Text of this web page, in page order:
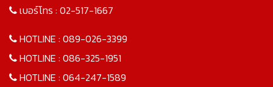
เบอร์โทร : 02-517-1667
HOTLINE : 089-026-3399
HOTLINE : 086-325-1951
HOTLINE : 064-247-1589